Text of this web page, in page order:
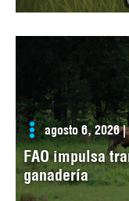
agosto 6, 2026 |
FAO impulsa
ganadería